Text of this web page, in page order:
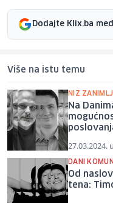
Dodajte Klix.ba
Više na istu temu
NIZ
Na
27.03.2024.
DANI
Od
tena: